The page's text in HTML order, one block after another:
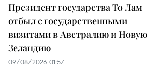
Президент государства То Лам
отбыл с государственными
визитами в Австралию и Новую
Зеландию
09/08/2026 01:57